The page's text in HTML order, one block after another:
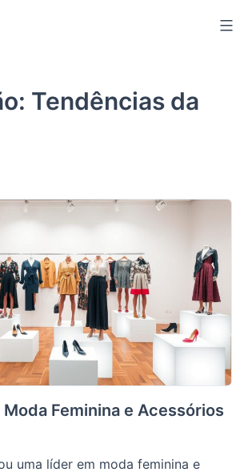
Tendências da
Moda Feminina e Acessórios
uma líder em moda feminina e